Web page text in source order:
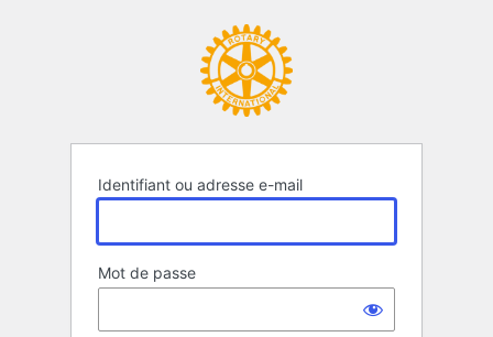
Identifiant ou adresse e-mail
Mot de passe